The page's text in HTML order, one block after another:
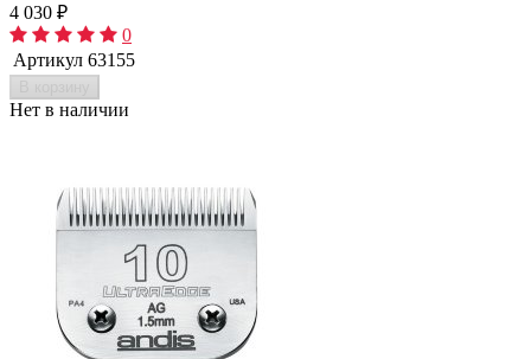
4 030 ₽
0
Артикул 63155
Нет в наличии